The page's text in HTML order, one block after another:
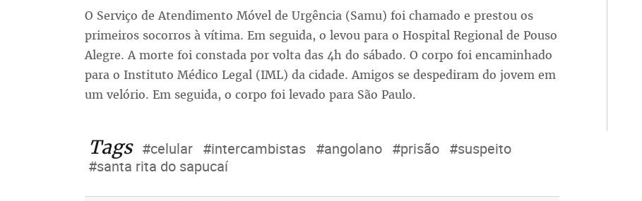
O Serviço de Atendimento Móvel de Urgência (Samu) foi chamado e prestou os
primeiros socorros à vítima. Em seguida, o levou para o Hospital Regional de Pouso
Alegre. A morte foi constada por volta das 4h do sábado. O corpo foi encaminhado
para o Instituto Médico Legal (IML) da cidade. Amigos se despediram do jovem em
um velório. Em seguida, o corpo foi levado para São Paulo.
Tags #celular #intercambistas #angolano #prisão #suspeito
#santa rita do sapucaí